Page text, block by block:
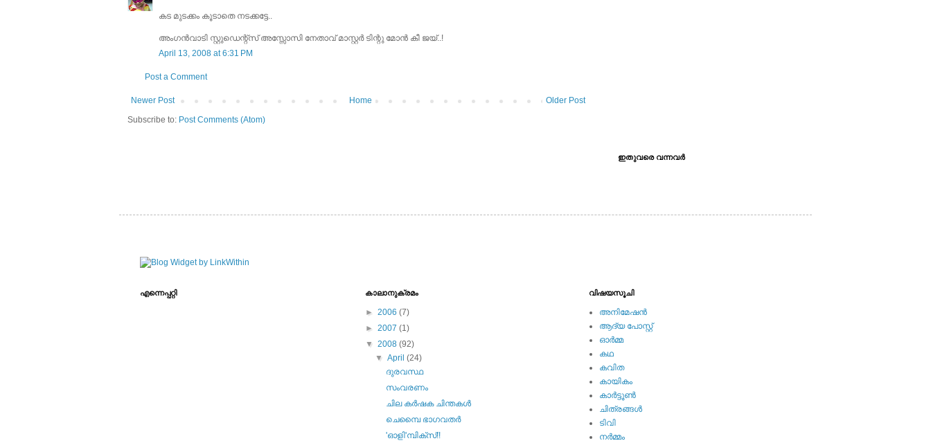
കട മുടക്കം കൂടാതെ നടക്കട്ടേ..
അംഗന്‍വാടി സ്റ്റുഡെന്റ്സ്‌ അസ്സോസി നേതാവ്‌ മാസ്റ്റര്‍ ടിന്റു മോന്‍ കീ ജയ്..!
April 13, 2008 at 6:31 PM
Post a Comment
Newer Post Older Post
Home
Subscribe to: Post Comments (Atom)
ഇതുവരെ വന്നവര്‍
എന്നെപ്പറ്റി കാലാനുക്രമം
► 2006 (7)
► 2007 (1)
▼ 2008 (92)
▼April(24)
ദുരവസ്ഥ
സംവരണം
ചില കര്‍ഷക ചിന്തകള്‍
ചെമ്പൈ ഭാഗവതര്‍
'ഓളി'മ്പിക്സ്‌!!
വിഷയസൂചി
അനിമേഷന്‍
ആദ്യ പോസ്റ്റ്
ഓര്‍മ്മ
കഥ
കവിത
കായികം
കാര്‍ട്ടൂണ്‍
ചിത്രങ്ങള്‍
ടിവി
നര്‍മ്മം